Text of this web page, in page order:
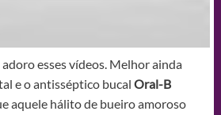
esses vídeos. Melhor ainda
e o antisséptico bucal Oral-B
aquele hálito de bueiro amoroso